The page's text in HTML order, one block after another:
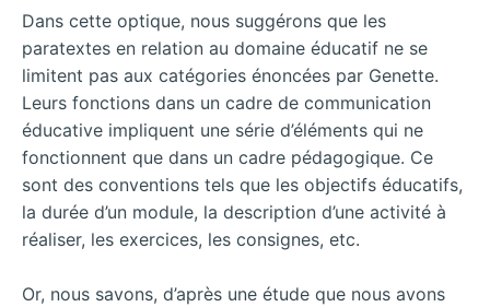
Dans cette optique, nous suggérons que les
paratextes en relation au domaine éducatif ne se
limitent pas aux catégories énoncées par Genette.
Leurs fonctions dans un cadre de communication
éducative impliquent une série d’éléments qui ne
fonctionnent que dans un cadre pédagogique. Ce
sont des conventions tels que les objectifs éducatifs,
la durée d’un module, la description d’une activité à
réaliser, les exercices, les consignes, etc.
Or, nous savons, d’après une étude que nous avons